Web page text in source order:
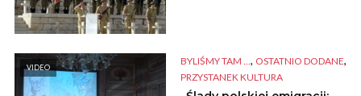
VIDEO
BYLIŚMY TAM ..., OSTATNIO DODANE,
PRZYSTANEK KULTURA